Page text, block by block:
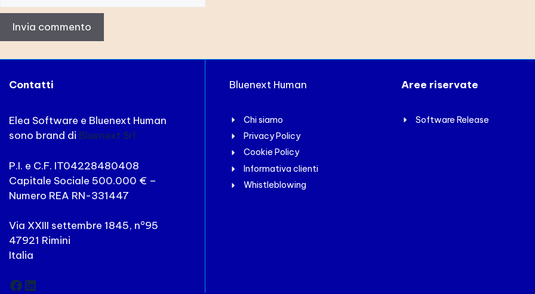
Contatti
Elea Software e Bluenext Human
sono brand di Bluenext Srl
P.I. e C.F. IT04228480408
Capitale Sociale 500.000 € –
Numero REA RN-331447
Via XXIII settembre 1845, n°95
47921 Rimini
Italia
Facebook
LinkedIn
Bluenext Human
Chi siamo
Privacy Policy
Cookie Policy
Informativa clienti
Whistleblowing
Aree riservate
Software Release